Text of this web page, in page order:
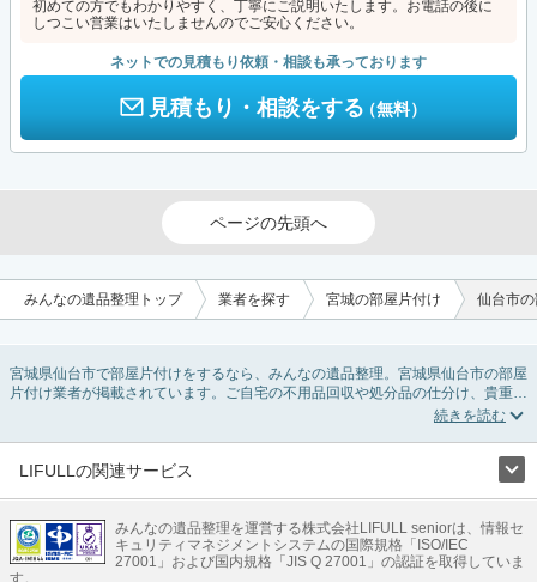
初めての方でもわかりやすく、丁寧にご説明いたします。お電話の後に
しつこい営業はいたしませんのでご安心ください。
ネットでの見積もり依頼・相談も承っております
見積もり・相談をする（無料）
ページの先頭へ
みんなの遺品整理トップ 業者を探す 宮城の部屋片付け 仙台市
宮城県仙台市で部屋片付けをするなら、みんなの遺品整理。宮城県仙台市の部屋
片付け業者が掲載されています。ご自宅の不用品回収や処分品の仕分け、貴重品
の捜索などの依頼ができます。宮城県仙台市の部屋片付けの料金相場情報だけで
う。部屋片付けはいつか着手しようと思っていると、ついつい後回しになってし
まいますが、不用品だと思っていたものに思わぬ買取額が付いていることもあり
ご自分で無理なくできる片付け方法やご実家の片付けノウハウもお届けしていま
すので、ぜひあわせてご覧ください。
LIFULLの関連サービス
不動産・住宅 引越し 老人ホーム 地方創生
ママの就労支援
不動産クラウドファンディング 遺品整理 老後の暮らし情報
みんなの遺品整理を運営する株式会社LIFULL seniorは、情報セ
キュリティマネジメントシステムの国際規格「ISO/IEC
27001」および国内規格「JIS Q 27001」の認証を取得していま
す。